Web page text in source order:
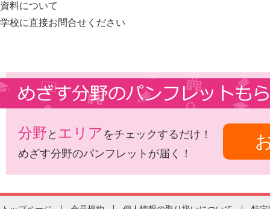
資料について
学校に直接お問合せください
分野 と エリア をチェックするだけ！
めざす分野のパンフレットが届く！